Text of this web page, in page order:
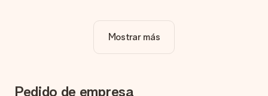
¿La personalización está incluida en el precio?
El precio que se muestra en el sitio web incluye la
¿Cómo puedo saber si mi imagen tiene la calidad
Mostrar más
Pedido de empresa